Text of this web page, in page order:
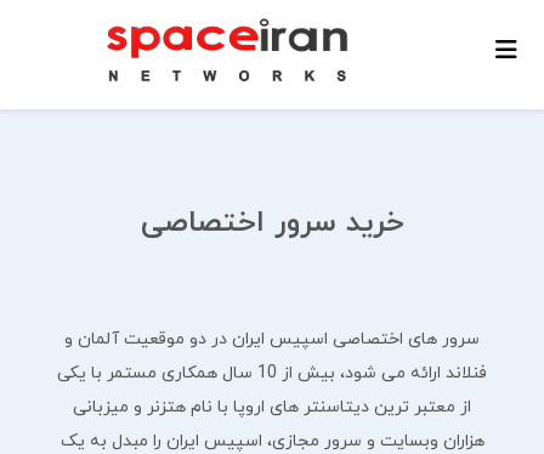
خرید سرور اختصاصی
سرور های اختصاصی اسپیس ایران در دو موقعیت آلمان و
فنلاند ارائه می شود، بیش از 10 سال همکاری مستمر با یکی
از معتبر ترین دیتاسنتر های اروپا با نام هتزنر و میزبانی
هزاران وبسایت و سرور مجازی، اسپیس ایران را مبدل به یک